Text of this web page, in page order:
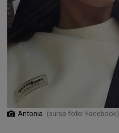
Antonia (sursa foto: Facebook)